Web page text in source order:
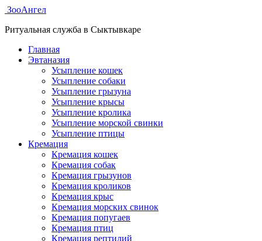
ЗооАнгел
Ритуальная служба в Сыктывкаре
Главная
Эвтаназия
Усыпление кошек
Усыпление собаки
Усыпление грызуна
Усыпление крысы
Усыпление кролика
Усыпление морской свинки
Усыпление птицы
Кремация
Кремация кошек
Кремация собак
Кремация грызунов
Кремация кроликов
Кремация крыс
Кремация морских свинок
Кремация попугаев
Кремация птиц
Кремация рептилий